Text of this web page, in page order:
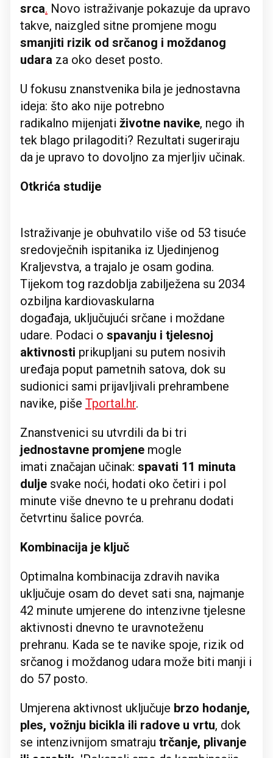
srca. Novo istraživanje pokazuje da upravo
takve, naizgled sitne promjene mogu
smanjiti rizik od srčanog i moždanog
udara za oko deset posto.
U fokusu znanstvenika bila je jednostavna
ideja: što ako nije potrebno
radikalno mijenjati životne navike, nego ih
tek blago prilagoditi? Rezultati sugeriraju
da je upravo to dovoljno za mjerljiv učinak.
Otkrića studije
Istraživanje je obuhvatilo više od 53 tisuće
sredovječnih ispitanika iz Ujedinjenog
Kraljevstva, a trajalo je osam godina.
Tijekom tog razdoblja zabilježena su 2034
ozbiljna kardiovaskularna
događaja, uključujući srčane i moždane
udare. Podaci o spavanju i tjelesnoj
aktivnosti prikupljani su putem nosivih
uređaja poput pametnih satova, dok su
sudionici sami prijavljivali prehrambene
navike, piše Tportal.hr.
Znanstvenici su utvrdili da bi tri
jednostavne promjene mogle
imati značajan učinak: spavati 11 minuta
dulje svake noći, hodati oko četiri i pol
minute više dnevno te u prehranu dodati
četvrtinu šalice povrća.
Kombinacija je ključ
Optimalna kombinacija zdravih navika
uključuje osam do devet sati sna, najmanje
42 minute umjerene do intenzivne tjelesne
aktivnosti dnevno te uravnoteženu
prehranu. Kada se te navike spoje, rizik od
srčanog i moždanog udara može biti manji i
do 57 posto.
Umjerena aktivnost uključuje brzo hodanje,
ples, vožnju bicikla ili radove u vrtu, dok
se intenzivnijom smatraju trčanje, plivanje